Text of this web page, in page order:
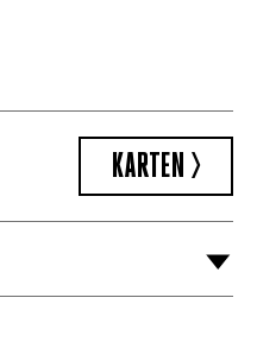
KARTEN >